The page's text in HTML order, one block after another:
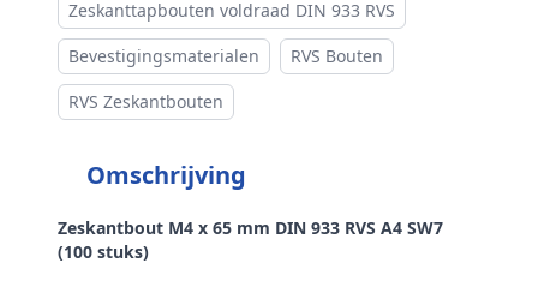
Aandrijving
Buitenzeskant
Draadtype
Merk
Zeskanttapbouten voldraad DIN 933 RVS
Bevestigingsmaterialen
RVS Bouten
RVS Zeskantbouten
Omschrijving
Zeskantbout M4 x 65 mm DIN 933 RVS A4 SW7
(100 stuks)